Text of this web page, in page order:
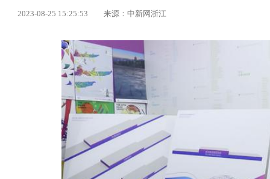
2023-08-25 15:25:53 来源：中新网浙江